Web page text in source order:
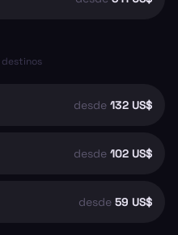
destinos
desde 132 US$
desde 102 US$
desde 59 US$